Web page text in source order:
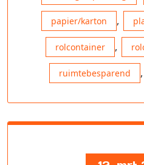
papier/karton ,
rolcontainer ,
ruimtebesparend ,